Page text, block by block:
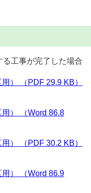
工事が完了した場合
） （PDF 29.9 KB）
） （Word 86.8
） （PDF 30.2 KB）
） （Word 86.9